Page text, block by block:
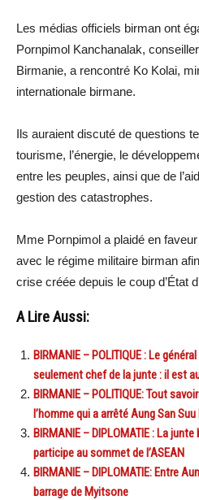
Les médias officiels birman ont
Pornpimol Kanchanalak,
Birmanie, a rencontré Ko Kolai,
internationale birmane.
Ils auraient discuté de questions
tourisme, l’énergie, le
entre les peuples, ainsi que de
gestion des catastrophes.
Mme Pornpimol a plaidé en
avec le régime militaire birman
crise créée depuis le coup d’État
A Lire Aussi:
BIRMANIE – POLITIQUE : Le
seulement chef de la junte : il est
BIRMANIE – POLITIQUE: Tout
l’homme qui a arrêté Aung San Suu
BIRMANIE – DIPLOMATIE : La
participe au sommet de l’ASEAN
BIRMANIE – DIPLOMATIE: Entre
barrage de Myitsone